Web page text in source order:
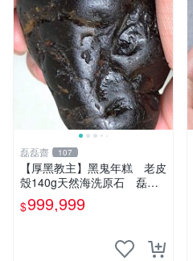
磊磊齋 107
【厚黑教主】黑鬼年糕 老皮
殼140g天然海洗原石 磊磊
齋臺灣花東玉東海岸台灣藍寶
石東玉心臟石皮蛋青老麥芽魚
$999,999